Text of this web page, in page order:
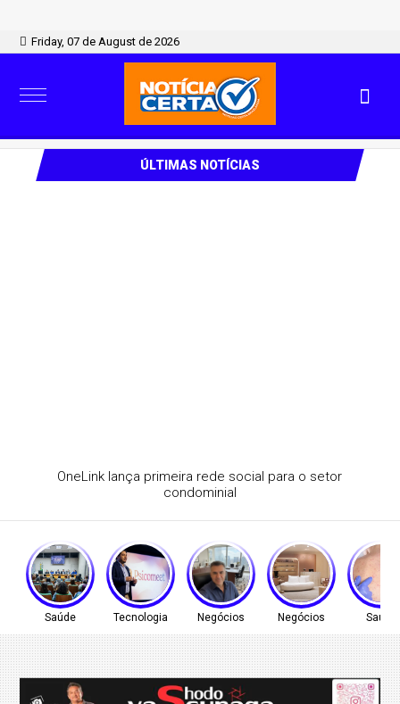
Friday, 07 de August de 2026
ÚLTIMAS NOTÍCIAS
Mosaico apresenta abordagem Reggio Emilia no
Rio
Saúde Tecnologia Negócios Negócios Saúde